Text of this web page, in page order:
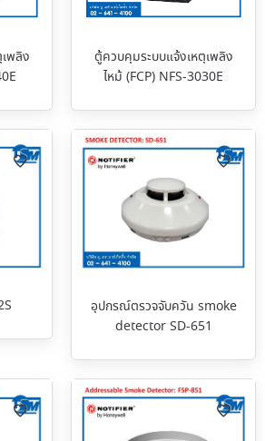
พลิง
ตู้ควบคุมระบบแจ้งเหตุเพลิง
ไหม้ (FCP) NFS-3030E
อุปกรณ์ตรวจจับควัน smoke
detector SD-651